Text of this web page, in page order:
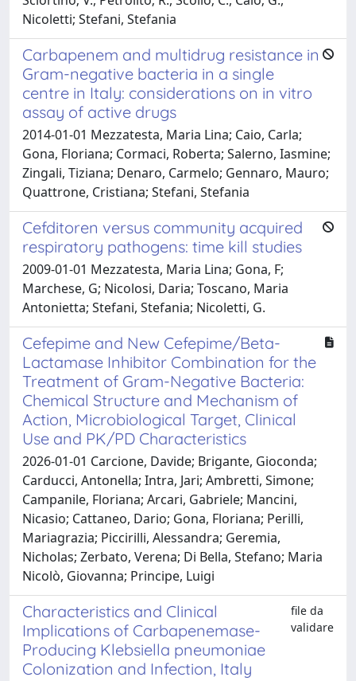
Nicoletti; Stefani, Stefania
Carbapenem and multidrug resistance in
Gram-negative bacteria in a single
centre in Italy: considerations on in vitro
assay of active drugs
2014-01-01 Mezzatesta, Maria Lina; Caio, Carla;
Gona, Floriana; Cormaci, Roberta; Salerno, Iasmine;
Zingali, Tiziana; Denaro, Carmelo; Gennaro, Mauro;
Quattrone, Cristiana; Stefani, Stefania
Cefditoren versus community acquired
respiratory pathogens: time kill studies
2009-01-01 Mezzatesta, Maria Lina; Gona, F;
Marchese, G; Nicolosi, Daria; Toscano, Maria
Antonietta; Stefani, Stefania; Nicoletti, G.
Cefepime and New Cefepime/Beta-
Lactamase Inhibitor Combination for the
Treatment of Gram-Negative Bacteria:
Chemical Structure and Mechanism of
Action, Microbiological Target, Clinical
Use and PK/PD Characteristics
2026-01-01 Carcione, Davide; Brigante, Gioconda;
Carducci, Antonella; Intra, Jari; Ambretti, Simone;
Campanile, Floriana; Arcari, Gabriele; Mancini,
Nicasio; Cattaneo, Dario; Gona, Floriana; Perilli,
Mariagrazia; Piccirilli, Alessandra; Geremia,
Nicholas; Zerbato, Verena; Di Bella, Stefano; Maria
Nicolò, Giovanna; Principe, Luigi
Characteristics and Clinical
Implications of Carbapenemase-
Producing Klebsiella pneumoniae
Colonization and Infection, Italy
file da
validare